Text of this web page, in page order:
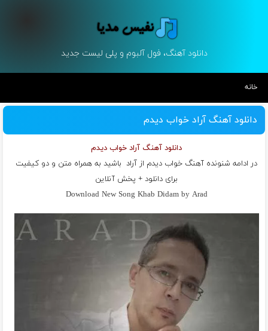
دانلود آهنگ، فول آلبوم و پلی لیست جدید
خانه
دانلود آهنگ آراد خواب دیدم
دانلود آهنگ آراد خواب دیدم
در ادامه شنونده آهنگ خواب دیدم از آرادباشید به همراه متن و دو کیفیت
برای دانلود + پخش آنلاین
Download New Song Khab Didam by Arad